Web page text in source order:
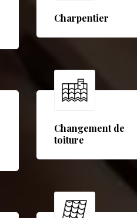
Charpentier
Changement de
toiture